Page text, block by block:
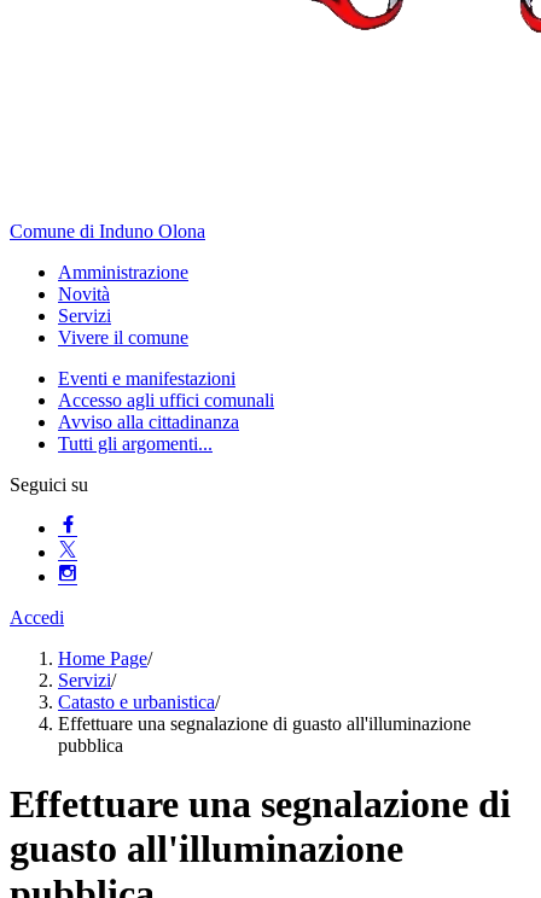
Comune di Induno Olona
Amministrazione
Novità
Servizi
Vivere il comune
Eventi e manifestazioni
Accesso agli uffici comunali
Avviso alla cittadinanza
Tutti gli argomenti...
Seguici su
Accedi
Home Page/
Servizi/
Catasto e urbanistica/
Effettuare una segnalazione di guasto all'illuminazione
pubblica
Effettuare una segnalazione di
guasto all'illuminazione